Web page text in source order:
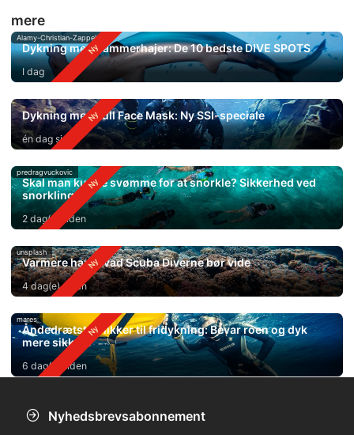
mere
Alamy-Christian-Zappel
Dykning med hammerhajer: De 10 bedste DIVE SPOTS
I dag
Dykning med Full Face Mask: Ny SSI-speciale
én dag siden
predragvuckovic
Skal man kunne svømme for at snorkle? Sikkerhed ved
snorkling
2 dag(e) siden
unsplash
Varmere hav: Hvad Scuba Diverne bør vide
4 dag(e) siden
mares
Åndedrætsteknikker til fridykning: Bevar roen og dyk
mere sikkert
6 dag(e) siden
Nyhedsbrevsabonnement